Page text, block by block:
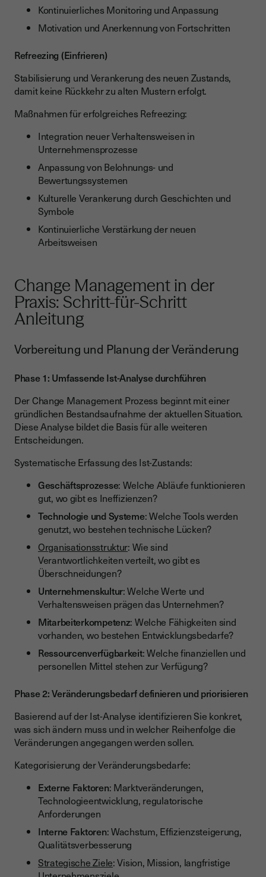
Kontinuierliches Monitoring und Anpassung
Motivation und Anerkennung von Fortschritten
Refreezing (Einfrieren)
Stabilisierung und Verankerung des neuen Zustands,
damit keine Rückkehr zu alten Mustern erfolgt.
Maßnahmen für erfolgreiches Refreezing:
Integration neuer Verhaltensweisen in
Unternehmensprozesse
Anpassung von Belohnungs- und
Bewertungssystemen
Kulturelle Verankerung durch Geschichten und
Symbole
Kontinuierliche Verstärkung der neuen
Arbeitsweisen
Change Management in der
Praxis: Schritt-für-Schritt
Anleitung
Vorbereitung und Planung der Veränderung
Phase 1: Umfassende Ist-Analyse durchführen
Der Change Management Prozess beginnt mit einer
gründlichen Bestandsaufnahme der aktuellen Situation.
Diese Analyse bildet die Basis für alle weiteren
Entscheidungen.
Systematische Erfassung des Ist-Zustands:
Geschäftsprozesse: Welche Abläufe funktionieren
gut, wo gibt es Ineffizienzen?
Technologie und Systeme: Welche Tools werden
genutzt, wo bestehen technische Lücken?
Organisationsstruktur: Wie sind
Verantwortlichkeiten verteilt, wo gibt es
Überschneidungen?
Unternehmenskultur: Welche Werte und
Verhaltensweisen prägen das Unternehmen?
Mitarbeiterkompetenz: Welche Fähigkeiten sind
vorhanden, wo bestehen Entwicklungsbedarfe?
Ressourcenverfügbarkeit: Welche finanziellen und
personellen Mittel stehen zur Verfügung?
Phase 2: Veränderungsbedarf definieren und priorisieren
Basierend auf der Ist-Analyse identifizieren Sie konkret,
was sich ändern muss und in welcher Reihenfolge die
Veränderungen angegangen werden sollen.
Kategorisierung der Veränderungsbedarfe:
Externe Faktoren: Marktveränderungen,
Technologieentwicklung, regulatorische
Anforderungen
Interne Faktoren: Wachstum, Effizienzsteigerung,
Qualitätsverbesserung
Strategische Ziele: Vision, Mission, langfristige